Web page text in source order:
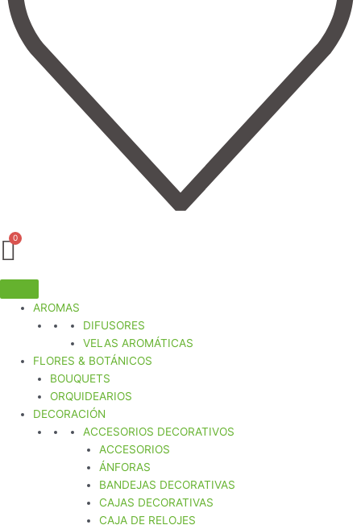
AROMAS
DIFUSORES
VELAS AROMÁTICAS
FLORES & BOTÁNICOS
BOUQUETS
ORQUIDEARIOS
DECORACIÓN
ACCESORIOS DECORATIVOS
ACCESORIOS
ÁNFORAS
BANDEJAS DECORATIVAS
CAJAS DECORATIVAS
CAJA DE RELOJES